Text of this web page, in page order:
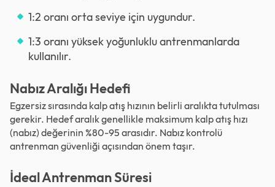
1:2 oranı orta seviye için uygundur.
1:3 oranı yüksek yoğunluklu antrenmanlarda
kullanılır.
Nabız Aralığı Hedefi
Egzersiz sırasında kalp atış hızının belirli aralıkta tutulması
gerekir. Hedef aralık genellikle maksimum kalp atış hızı
(nabız) değerinin %80-95 arasıdır. Nabız kontrolü
antrenman güvenliği açısından önem taşır.
İdeal Antrenman Süresi